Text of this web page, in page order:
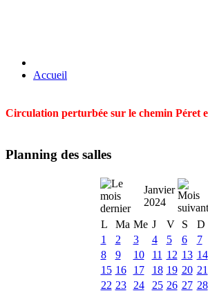
Accueil
Circulation perturbée sur le chemin Péret
Planning des salles
Janvier
2024
L
Ma Me J V S
D
1
2 3 4 5 6
7
8
9 10 11 12 13 14
15 16 17 18 19 20 21
22 23 24 25 26 27 28